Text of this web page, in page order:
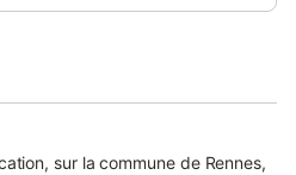
sur la commune de Rennes,